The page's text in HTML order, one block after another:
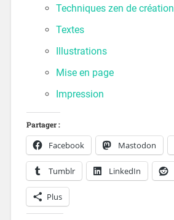
Techniques zen de création
Textes
Illustrations
Mise en page
Impression
Partager :
Facebook Mastodon
Tumblr LinkedIn
Plus